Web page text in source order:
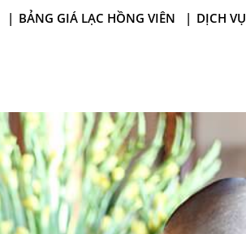
BẢNG GIÁ LẠC HỒNG VIÊN DỊCH VỤ